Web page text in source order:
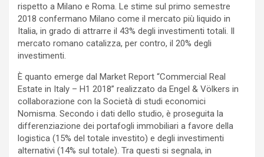
rispetto a Milano e Roma. Le stime sul primo semestre
2018 confermano Milano come il mercato più liquido in
Italia, in grado di attrarre il 43% degli investimenti totali. Il
mercato romano catalizza, per contro, il 20% degli
investimenti.
È quanto emerge dal Market Report “Commercial Real
Estate in Italy – H1 2018” realizzato da Engel & Völkers in
collaborazione con la Società di studi economici
Nomisma. Secondo i dati dello studio, è proseguita la
differenziazione dei portafogli immobiliari a favore della
logistica (15% del totale investito) e degli investimenti
alternativi (14% sul totale). Tra questi si segnala, in